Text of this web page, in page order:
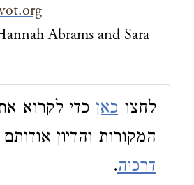
Abrams and Sara
לחצו כאן כדי לקרוא
המקורות והדיון
דרכיה.